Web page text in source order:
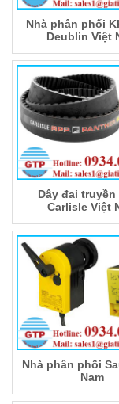
Nhà phân phối
Deublin Việt
Dây đai truyền
Carlisle Việt
Nhà phân phối
Nam